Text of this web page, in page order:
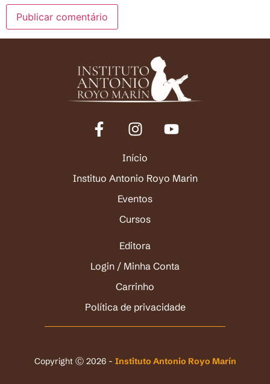
Início
Instituo Antonio Royo Marin
Eventos
Cursos
Editora
Login / Minha Conta
Carrinho
Política de privacidade
Copyright Ⓒ 2026 - Instituto Antonio Royo Marín